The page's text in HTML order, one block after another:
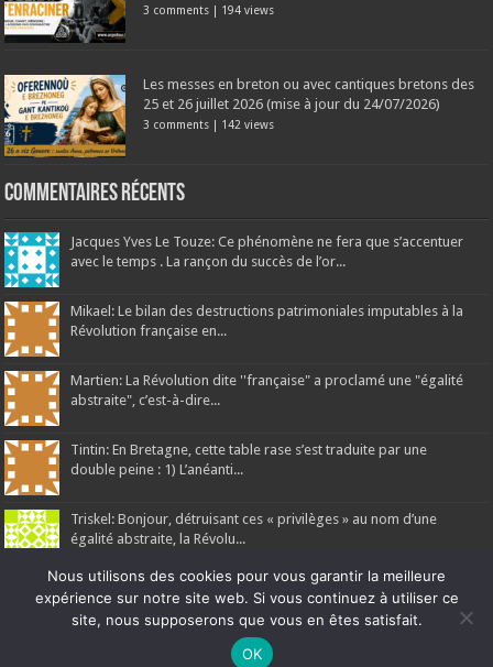
3 comments | 194 views
Les messes en breton ou avec cantiques bretons des
25 et 26 juillet 2026 (mise à jour du 24/07/2026)
3 comments | 142 views
Commentaires récents
Jacques Yves Le Touze: Ce phénomène ne fera que s’accentuer
avec le temps . La rançon du succès de l’or...
Mikael: Le bilan des destructions patrimoniales imputables à la
Révolution française en...
Martien: La Révolution dite ''française" a proclamé une "égalité
abstraite", c’est-à-dire...
Tintin: En Bretagne, cette table rase s’est traduite par une
double peine : 1) L’anéanti...
Triskel: Bonjour, détruisant ces « privilèges » au nom d’une
égalité abstraite, la Révolu...
Ar Gedour 2026, tous droits réservés
Ne manquez pas la nouveauté de Bernard Rio "LA REVOLUTION DES
Nous utilisons des cookies pour vous garantir la meilleure
expérience sur notre site web. Si vous continuez à utiliser ce
site, nous supposerons que vous en êtes satisfait.
OK